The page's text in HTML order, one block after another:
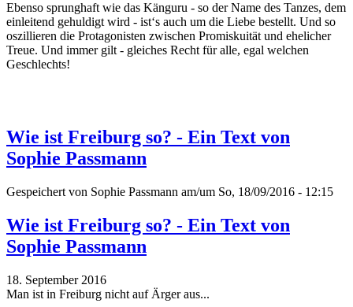
Ebenso sprunghaft wie das Känguru - so der Name des Tanzes, dem
einleitend gehuldigt wird - ist‘s auch um die Liebe bestellt. Und so
oszillieren die Protagonisten zwischen Promiskuität und ehelicher
Treue. Und immer gilt - gleiches Recht für alle, egal welchen
Geschlechts!
Wie ist Freiburg so? - Ein Text von
Sophie Passmann
Gespeichert von Sophie Passmann am/um So, 18/09/2016 - 12:15
Wie ist Freiburg so? - Ein Text von
Sophie Passmann
18. September 2016
Man ist in Freiburg nicht auf Ärger aus...